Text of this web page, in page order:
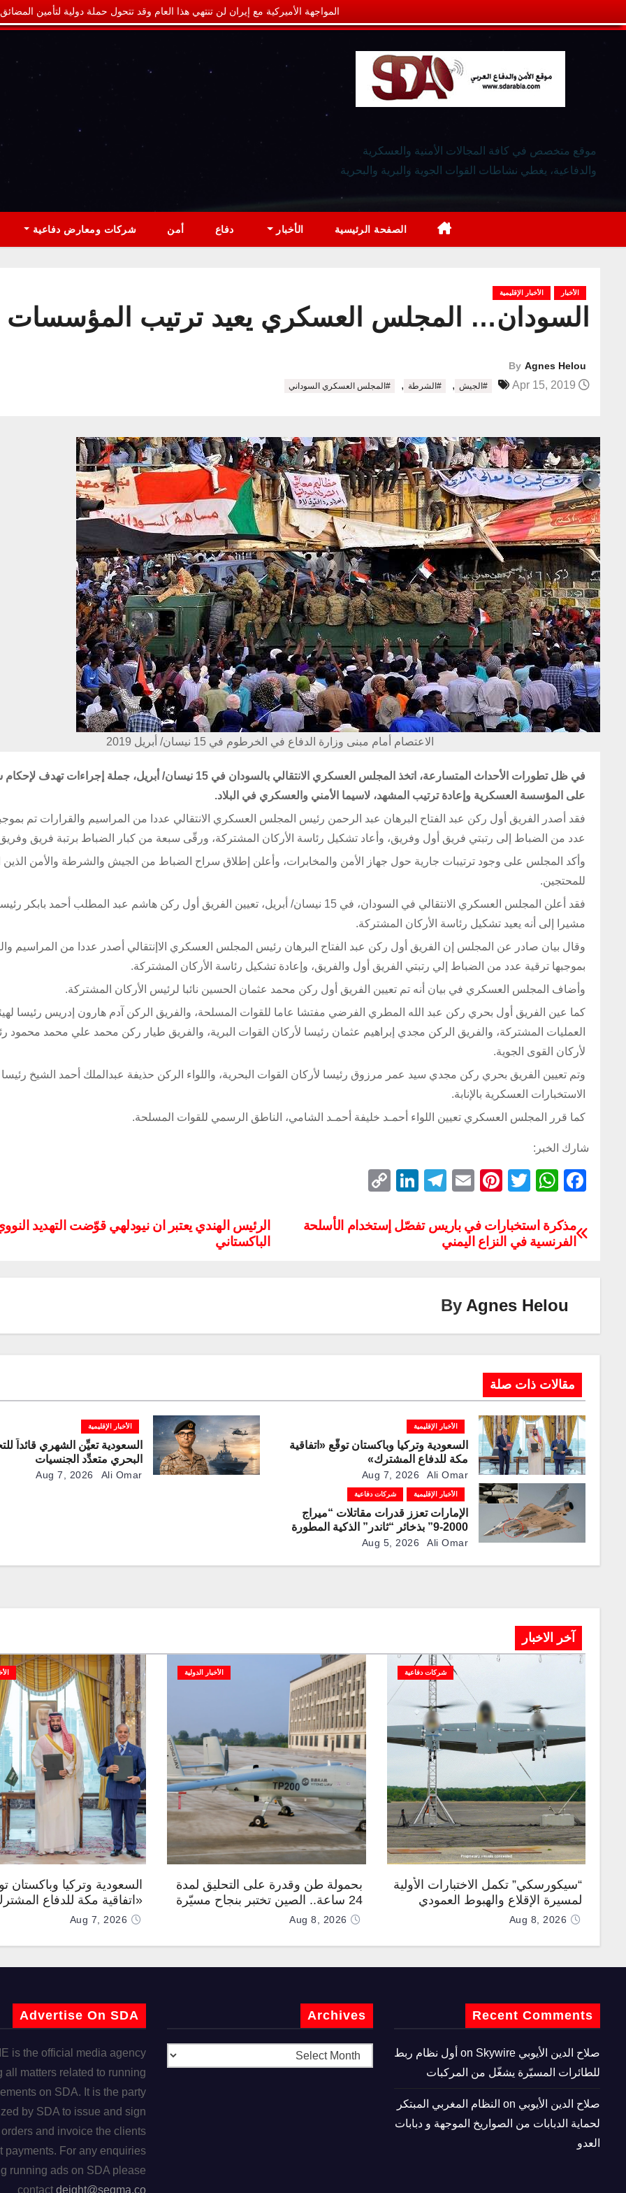
المواجهة الأميركية مع إيران لن تنتهي هذا العام وقد تتحول حملة دولية لتأمين المضائق
موقع متخصص في كافة المجالات الأمنية والعسكرية
والدفاعية، يغطي نشاطات القوات الجوية والبرية والبحرية
الصفحة الرئيسية الأخبار دفاع أمن شركات ومعارض دفاعية
الأخبار الأخبار الإقليمية
السودان… المجلس العسكري يعيد ترتيب المؤسسات
By Agnes Helou
#الجيش , #الشرطة , #المجلس العسكري السوداني
الاعتصام أمام مبنى وزارة الدفاع في الخرطوم في 15 نيسان/ أبريل 2019
في ظل تطورات الأحداث المتسارعة، اتخذ المجلس العسكري الانتقالي بالسودان في 15 نيسان/ أبريل، جملة
على المؤسسة العسكرية وإعادة ترتيب المشهد، لاسيما الأمني والعسكري في البلاد.
فقد أصدر الفريق أول ركن عبد الفتاح البرهان عبد الرحمن رئيس المجلس العسكري الانتقالي عددا من المراسيم والقرارات تم
عدد من الضباط إلى رتبتي فريق أول وفريق، وأعاد تشكيل رئاسة الأركان المشتركة، ورقّى سبعة من كبار الضباط برتبة فريق
وأكد المجلس على وجود ترتيبات جارية حول جهاز الأمن والمخابرات، وأعلن إطلاق سراح الضباط من الجيش والشرطة والأمن الذين
للمحتجين‎.
فقد أعلن المجلس العسكري الانتقالي في السودان، في 15 نيسان/ أبريل، تعيين الفريق أول ركن هاشم عبد المطلب أحمد
مشيرا إلى أنه يعيد تشكيل رئاسة الأركان المشتركة.
وقال بيان صادر عن المجلس إن الفريق أول ركن عبد الفتاح البرهان رئيس المجلس العسكري الاإنتقالي أصدر عددا من المراسيم
بموجبها ترقية عدد من الضباط إلي رتبتي الفريق أول والفريق، وإعادة تشكيل رئاسة الأركان المشتركة.
وأضاف المجلس العسكري في بيان أنه تم تعيين الفريق أول ركن محمد عثمان الحسين نائبا لرئيس الأركان المشتركة.
كما عين الفريق أول بحري ركن عبد الله المطري الفرضي مفتشا عاما للقوات المسلحة، والفريق الركن آدم هارون إدريس رئيسا
العمليات المشتركة، والفريق الركن مجدي إبراهيم عثمان رئيسا لأركان القوات البرية، والفريق طيار ركن محمد علي محمد محمود
لأركان القوى الجوية.
وتم تعيين الفريق بحري ركن مجدي سيد عمر مرزوق رئيسا لأركان القوات البحرية، واللواء الركن حذيفة عبدالملك أحمد الشيخ رئيسا
الاستخبارات العسكرية بالإنابة.
كما قرر المجلس العسكري تعيين اللواء أحمـد خليفة أحمـد الشامي، الناطق الرسمي للقوات المسلحة.
شارك الخبر:
F
c
e
o
k
W
at
s
p
T
tt
er
Pi
er
e
E
ail
T
e
Li
k
p
الرئيس الهندي يعتبر ان نيودلهي قوّضت التهديد
الباكستاني
مذكرة استخبارات في باريس تفصّل إستخدام الأسلحة
الفرنسية في النزاع اليمني
By Agnes Helou
مقالات ذات صلة
الأخبار الإقليمية
السعودية وتركيا وباكستان توقّع «اتفاقية
مكة للدفاع المشترك»
Aug 7, 2026 Ali Omar
الأخبار الإقليمية
السعودية تعيِّن الشهري قائداً
البحري متعدِّد الجنسيات
Aug 7, 2026 Ali Omar
الأخبار الإقليمية شركات دفاعية
الإمارات تعزز قدرات مقاتلات “ميراج
2000-9” بذخائر “ثاندر” الذكية المطورة
محليًا
Aug 5, 2026 Ali Omar
آخر الاخبار
شركات دفاعية
“سيكورسكي” تكمل الاختبارات الأولية
لمسيرة الإقلاع والهبوط العمودي
“نوماد 100”Aug 8, 2026
الأخبار الدولية
بحمولة طن وقدرة على التحليق لمدة
24 ساعة.. الصين تختبر بنجاح مسيّرة
“TP200”
Aug 8, 2026
السعودية وتركيا وباكستان
«اتفاقية مكة للدفاع
Aug 7, 2026
Recent Comments
صلاح الدين الأيوبي
Skywire أول نظام ربط
للطائرات المسيّرة يشغّل من المركبات
صلاح الدين الأيوبي
النظام المغربي المبتكر
لحماية الدبابات من الصواريخ الموجهة و دبابات
العدو
Archives
Advertise On SDA
is the official media agency
all matters related to running
on SDA. It is the party
by SDA to issue and sign
and invoice the clients
payments. For any enquiries
running ads on SDA please
contact deight@segma.co